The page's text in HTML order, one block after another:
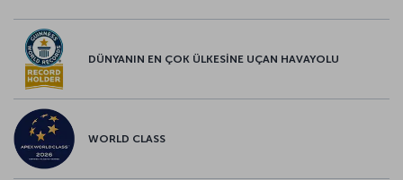
DÜNYANIN EN ÇOK ÜLKESİNE UÇAN HAVAYOLU
WORLD CLASS